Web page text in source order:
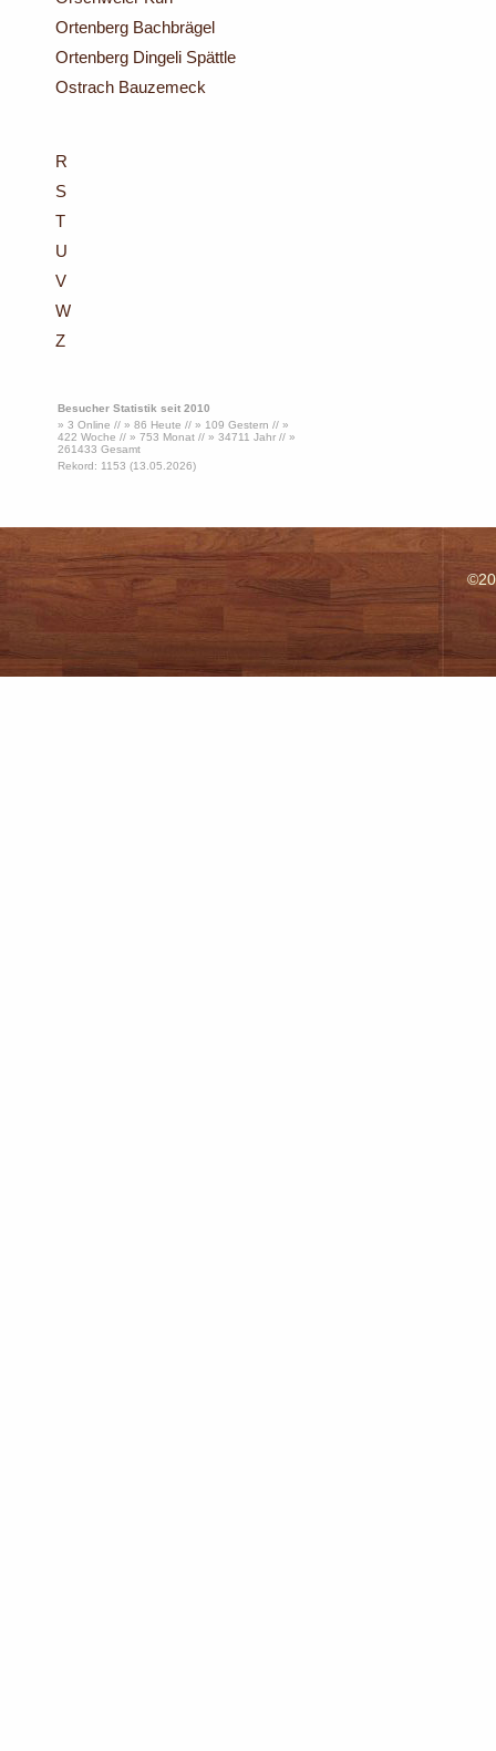
Ortenberg Bachbrägel
Ortenberg Dingeli Spättle
Ostrach Bauzemeck
R
S
T
U
V
W
Z
Besucher Statistik seit 2010
» 3 Online // » 86 Heute // » 109 Gestern // »
422 Woche // » 753 Monat // » 34711 Jahr // »
261433 Gesamt
Rekord: 1153 (13.05.2026)